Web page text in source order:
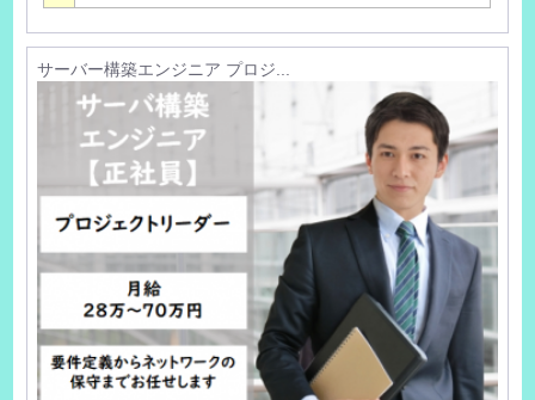
サーバー構築エンジニア プロジ...